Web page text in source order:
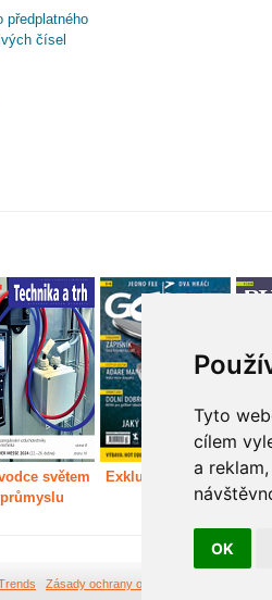
Tyto
cílem
a
OK
předplatného
čísel
světem
průmyslu
Exkluzivně světem
Zásady ochrany osobních údajů